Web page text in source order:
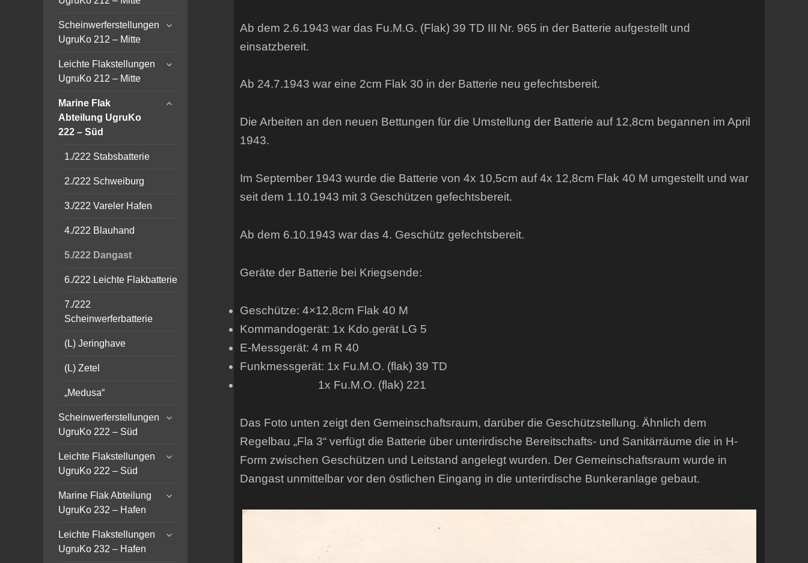
Scheinwerferstellungen
UgruKo 212 – Mitte
expand
Leichte Flakstellungen
UgruKo 212 – Mitte
expand
Marine Flak
Abteilung UgruKo
222 – Süd
expand
1./222 Stabsbatterie
2./222 Schweiburg
3./222 Vareler Hafen
4./222 Blauhand
5./222 Dangast
6./222 Leichte Flakbatterie
7./222
Scheinwerferbatterie
(L) Jeringhave
(L) Zetel
„Medusa“
Scheinwerferstellungen
UgruKo 222 – Süd
expand
Leichte Flakstellungen
UgruKo 222 – Süd
expand
Marine Flak Abteilung
UgruKo 232 – Hafen
expand
Leichte Flakstellungen
UgruKo 232 – Hafen
expand
Ab dem 2.6.1943 war das Fu.M.G. (Flak) 39 TD III Nr. 965 in der Batterie aufgestellt und
einsatzbereit.
Ab 24.7.1943 war eine 2cm Flak 30 in der Batterie neu gefechtsbereit.
Die Arbeiten an den neuen Bettungen für die Umstellung der Batterie auf 12,8cm begannen im April
1943.
Im September 1943 wurde die Batterie von 4x 10,5cm auf 4x 12,8cm Flak 40 M umgestellt und war
seit dem 1.10.1943 mit 3 Geschützen gefechtsbereit.
Ab dem 6.10.1943 war das 4. Geschütz gefechtsbereit.
Geräte der Batterie bei Kriegsende:
Geschütze: 4×12,8cm Flak 40 M
Kommandogerät: 1x Kdo.gerät LG 5
E-Messgerät: 4 m R 40
Funkmessgerät: 1x Fu.M.O. (flak) 39 TD
1x Fu.M.O. (flak) 221
Das Foto unten zeigt den Gemeinschaftsraum, darüber die Geschützstellung. Ähnlich dem
Regelbau „Fla 3“ verfügt die Batterie über unterirdische Bereitschafts- und Sanitärräume die in H-
Form zwischen Geschützen und Leitstand angelegt wurden. Der Gemeinschaftsraum wurde in
Dangast unmittelbar vor den östlichen Eingang in die unterirdische Bunkeranlage gebaut.